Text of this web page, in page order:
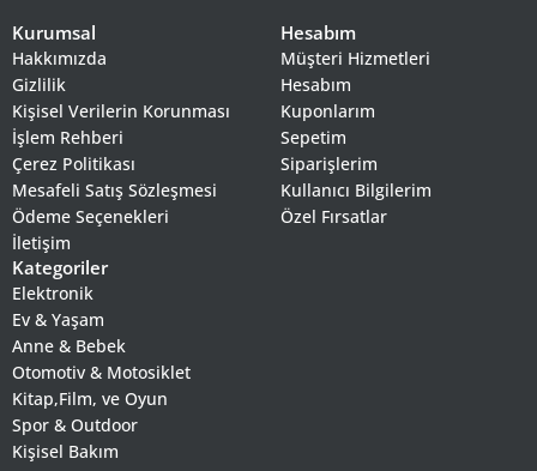
Kurumsal
Hakkımızda
Gizlilik
Kişisel Verilerin Korunması
İşlem Rehberi
Çerez Politikası
Mesafeli Satış Sözleşmesi
Ödeme Seçenekleri
İletişim
Hesabım
Müşteri Hizmetleri
Hesabım
Kuponlarım
Sepetim
Siparişlerim
Kullanıcı Bilgilerim
Özel Fırsatlar
Kategoriler
Elektronik
Ev & Yaşam
Anne & Bebek
Otomotiv & Motosiklet
Kitap,Film, ve Oyun
Spor & Outdoor
Kişisel Bakım